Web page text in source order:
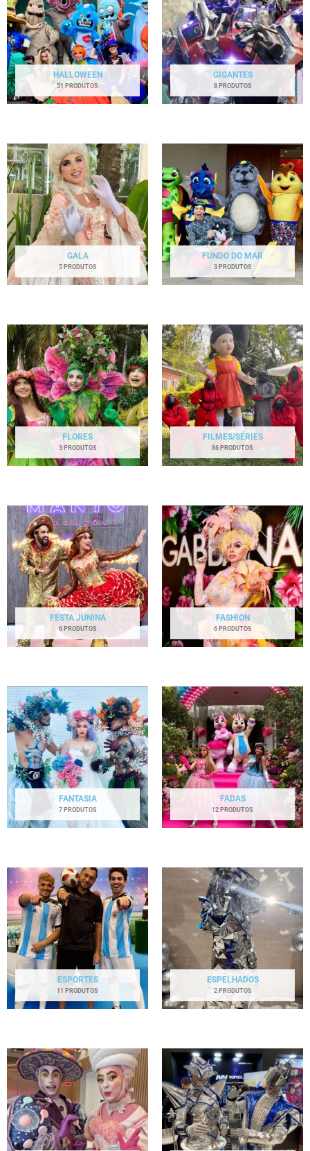
HALLOWEEN
51 PRODUTOS
GIGANTES
8 PRODUTOS
GALA
5 PRODUTOS
FUNDO DO MAR
3 PRODUTOS
FLORES
3 PRODUTOS
FILMES/SÉRIES
86 PRODUTOS
FESTA JUNINA
6 PRODUTOS
FASHION
6 PRODUTOS
FANTASIA
7 PRODUTOS
FADAS
12 PRODUTOS
ESPORTES
11 PRODUTOS
ESPELHADOS
2 PRODUTOS